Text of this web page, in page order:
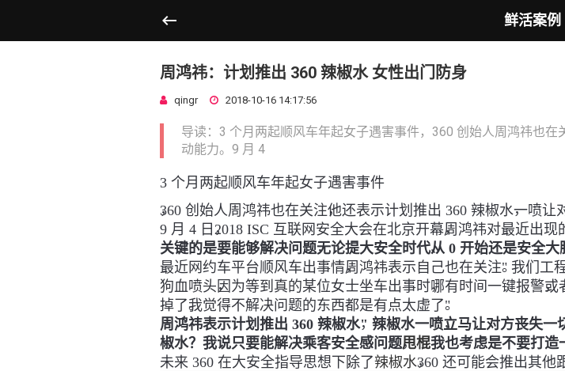
鲜活案例
周鸿祎：计划推出 360 辣椒水 女性出门防身
qingr 2018-10-16 14:17:56
导读：3 个月两起顺风车年起女子遇害事件，360 创始人周鸿祎也
动能力。9 月 4
3 个月两起顺风车年起女子遇害事件
，
360 创始人周鸿祎也在关注，
他还表示计划推出 360 辣椒水，
一喷让
9 月 4 日 ，
2018 ISC 互联网安全大会在北京开幕，
周鸿祎对最近出现
关键的是要能够解决问题，
无论提大安全时代、
从 0 开始还是安全大
最近网约车平台顺风车出事情，
周鸿祎表示自己也在关注。
" 我们工
狗血喷头 ，
因为等到真的某位女士坐车出事时，
哪有时间一键报警，
或
掉了。
我觉得不解决问题的东西都是有点太虚了。
"
周鸿祎表示计划推出 360 辣椒水，
" 辣椒水一喷，
立马让对方丧失一
椒水？ 我说只要能解决乘客安全感问题，
甩棍我也考虑是不要打造
未来 360 在大安全指导思想下 ，
除了辣椒水，
360 还可能会推出其他